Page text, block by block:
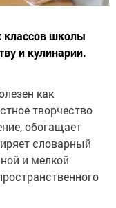
классов школы
и кулинарии.
как
творчество
обогащает
словарный
и мелкой